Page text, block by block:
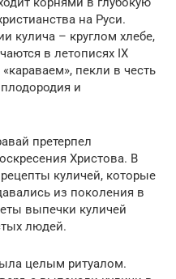
на Руси.
кулича – круглом хлебе,
в летописях IX
пекли в честь
и
претерпел
Христова. В
куличей, которые
из поколения в
выпечки куличей
людей.
целым ритуалом.